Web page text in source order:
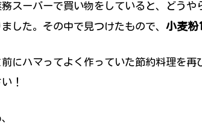
スーパーで買い物をしていると、どう
した。その中で見つけたもので、 小麦粉
にハマってよく作っていた節約料理を
！